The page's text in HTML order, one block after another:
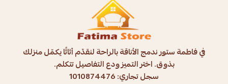
في فاطمة ستور ندمج الأناقة بالراحة لنقدّم أثاثًا يكمّل منزلك
بذوق. اختر التميز ودع التفاصيل تتكلم.
سجل تجاري: 1010874476